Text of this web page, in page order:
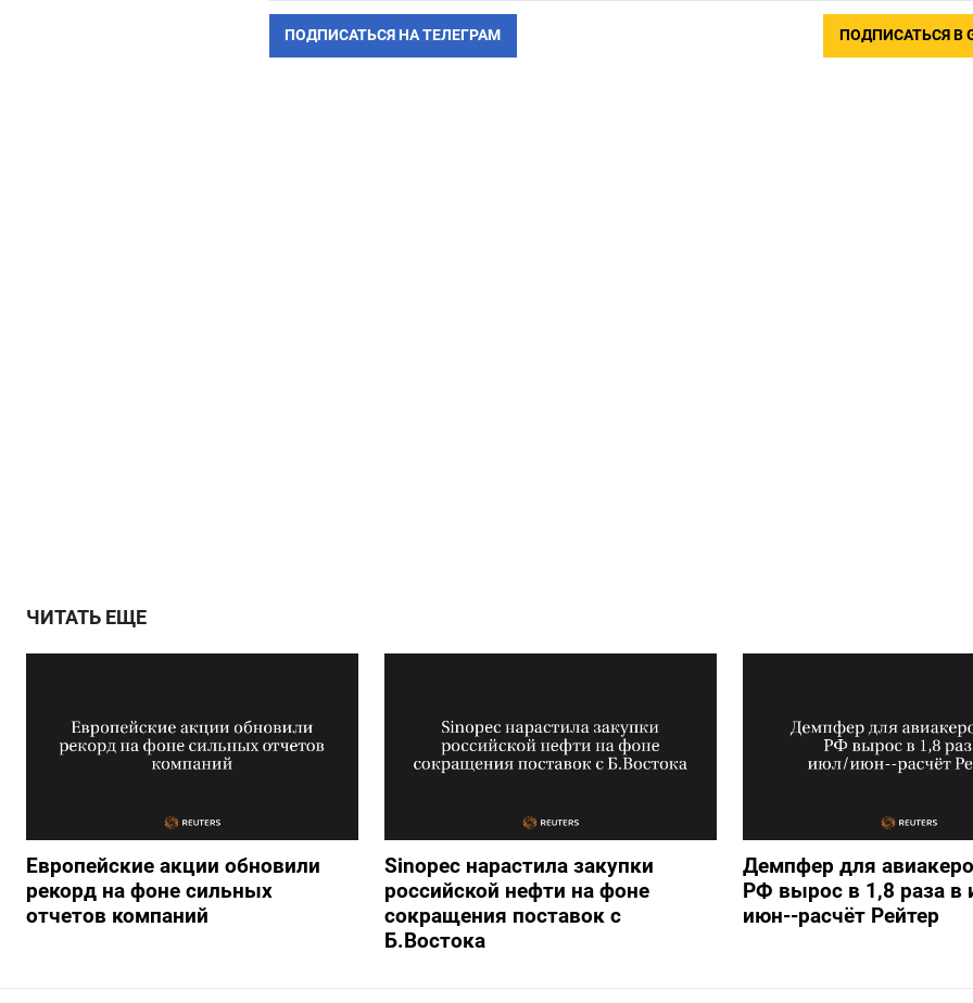
ПОДПИСАТЬСЯ НА ТЕЛЕГРАМ ПОДПИСАТЬСЯ В
ЧИТАТЬ ЕЩЕ
Европейские акции обновили
рекорд на фоне сильных
отчетов компаний
Sinopec нарастила закупки
российской нефти на фоне
сокращения поставок с
Б.Востока
Демпфер для
РФ вырос в 1,8 раза в
июн--расчёт Рейтер